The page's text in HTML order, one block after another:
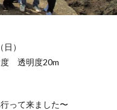
日）
度 透明度20m
って来ました〜